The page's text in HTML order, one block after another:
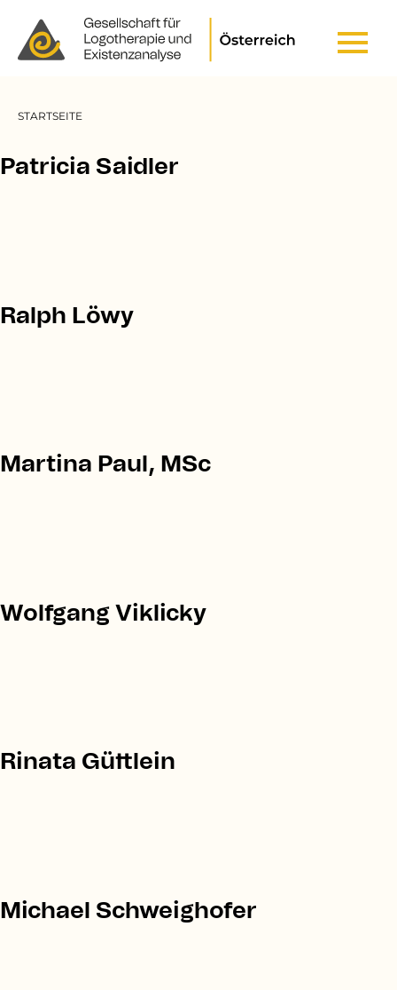
STARTSEITE
Patricia Saidler
Ralph Löwy
Martina Paul, MSc
Wolfgang Viklicky
Rinata Güttlein
Michael Schweighofer